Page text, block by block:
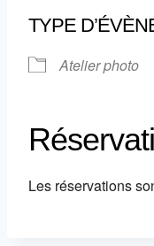
TYPE
Atelier photo
Les réservations